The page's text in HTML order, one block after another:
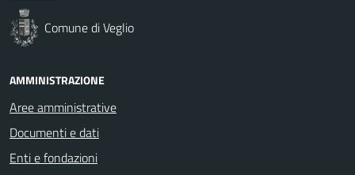
Comune di Veglio
AMMINISTRAZIONE
Aree amministrative
Documenti e dati
Enti e fondazioni